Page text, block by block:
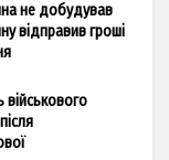
не добудував
відправив гроші
військового